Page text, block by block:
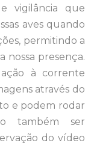
vigilância que
aves quando
permitindo a
nossa presença.
à corrente
através do
e podem rodar
também ser
do vídeo